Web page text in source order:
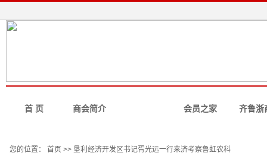
首 页 商会简介 会员之家 齐鲁浙
您的位置： 首页 >> 垦利经济开发区书记胥光远一行来济考察鲁虹农科